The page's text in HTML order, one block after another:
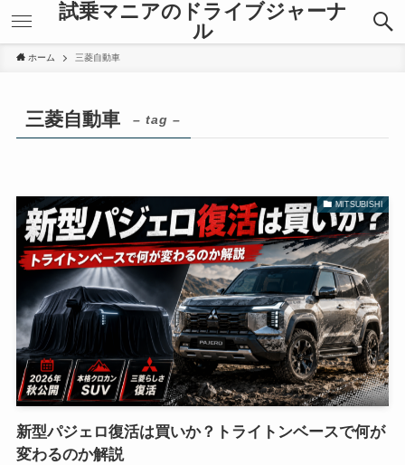
試乗マニアのドライブジャーナ
ル
ホーム 三菱自動車
三菱自動車 – tag –
MITSUBISHI
新型パジェロ復活は買いか？トライトンベースで何が
変わるのか解説